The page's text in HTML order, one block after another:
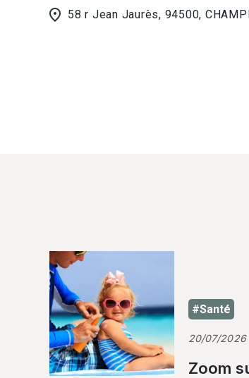
58 r Jean Jaurès, 94500,
#Santé
20/07/2026
Zoom